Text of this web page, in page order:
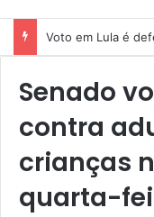
Voto em Lula é
Senado
contra
crianças
quarta-